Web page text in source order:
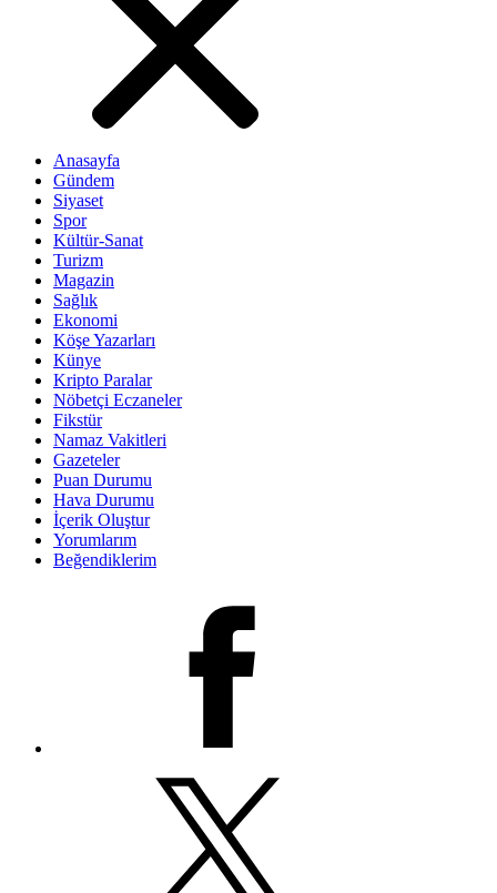
Anasayfa
Gündem
Siyaset
Spor
Kültür-Sanat
Turizm
Magazin
Sağlık
Ekonomi
Köşe Yazarları
Künye
Kripto Paralar
Nöbetçi Eczaneler
Fikstür
Namaz Vakitleri
Gazeteler
Puan Durumu
Hava Durumu
İçerik Oluştur
Yorumlarım
Beğendiklerim